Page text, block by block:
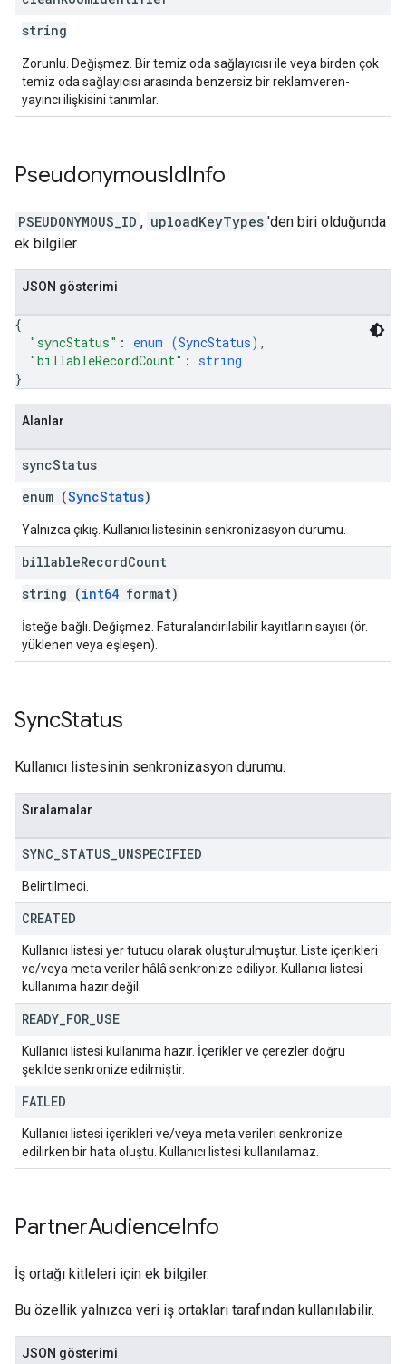
string
Zorunlu. Değişmez. Bir temiz oda sağlayıcısı ile veya birden çok
temiz oda sağlayıcısı arasında benzersiz bir reklamveren-
yayıncı ilişkisini tanımlar.
PseudonymousIdInfo
PSEUDONYMOUS_ID , uploadKeyTypes 'den biri olduğunda
ek bilgiler.
JSON gösterimi
{
"syncStatus" : enum (SyncStatus) ,
"billableRecordCount" : string
}
Alanlar
syncStatus
enum (SyncStatus)
Yalnızca çıkış. Kullanıcı listesinin senkronizasyon durumu.
billableRecordCount
string (int64 format)
İsteğe bağlı. Değişmez. Faturalandırılabilir kayıtların sayısı (ör.
yüklenen veya eşleşen).
SyncStatus
Kullanıcı listesinin senkronizasyon durumu.
Sıralamalar
SYNC STATUS UNSPECIFIED
Belirtilmedi.
CREATED
Kullanıcı listesi yer tutucu olarak oluşturulmuştur. Liste içerikleri
ve/veya meta veriler hâlâ senkronize ediliyor. Kullanıcı listesi
kullanıma hazır değil.
READY FOR USE
Kullanıcı listesi kullanıma hazır. İçerikler ve çerezler doğru
şekilde senkronize edilmiştir.
FAILED
Kullanıcı listesi içerikleri ve/veya meta verileri senkronize
edilirken bir hata oluştu. Kullanıcı listesi kullanılamaz.
PartnerAudienceInfo
İş ortağı kitleleri için ek bilgiler.
Bu özellik yalnızca veri iş ortakları tarafından kullanılabilir.
JSON gösterimi